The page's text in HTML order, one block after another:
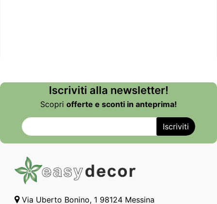
Iscriviti alla newsletter!
Scopri offerte e sconti in anteprima!
Via Uberto Bonino, 1 98124 Messina